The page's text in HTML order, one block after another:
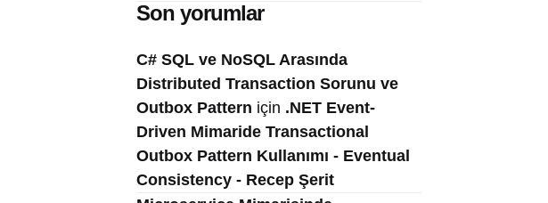
Son yorumlar
C# SQL ve NoSQL Arasında
Distributed Transaction Sorunu ve
Outbox Pattern için .NET Event-
Driven Mimaride Transactional
Outbox Pattern Kullanımı - Eventual
Consistency - Recep Şerit